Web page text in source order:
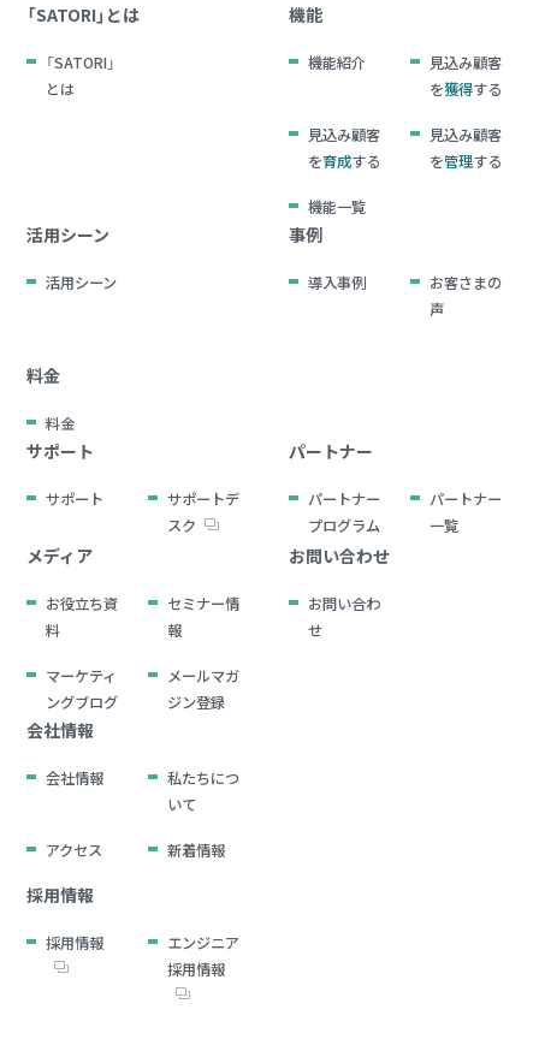
「SATORI」とは
「SATORI」
とは
機能
機能紹介
見込み顧客
を獲得する
見込み顧客
を育成する
見込み顧客
を管理する
機能一覧
活用シーン
活用シーン
事例
導入事例
お客さまの
声
料金
料金
サポート
サポート
サポートデ
スク
パートナー
パートナー
プログラム
パートナー
一覧
メディア
お役立ち資
料
セミナー情
報
マーケティ
ングブログ
メールマガ
ジン登録
お問い合わせ
お問い合わ
せ
会社情報
会社情報
私たちにつ
いて
アクセス 新着情報
採用情報
採用情報
エンジニア
採用情報